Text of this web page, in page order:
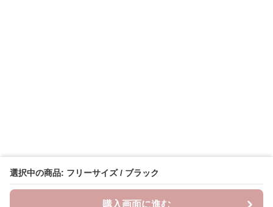
選択中の商品: フリーサイズ / ブラック
購入画面に進む